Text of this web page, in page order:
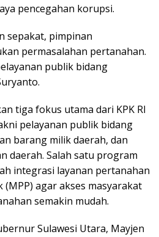
pencegahan korupsi.
sepakat, pimpinan
permasalahan pertanahan.
publik bidang
tiga fokus utama dari KPK RI
pelayanan publik bidang
barang milik daerah, dan
daerah. Salah satu program
integrasi layanan pertanahan
(MPP) agar akses masyarakat
semakin mudah.
Sulawesi Utara, Mayjen